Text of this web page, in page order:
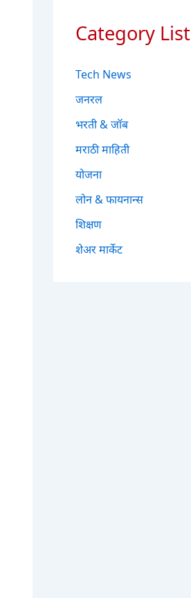
Category List
Tech News
जनरल
भरती & जॉब
मराठी माहिती
योजना
लोन & फायनान्स
शिक्षण
शेअर मार्केट